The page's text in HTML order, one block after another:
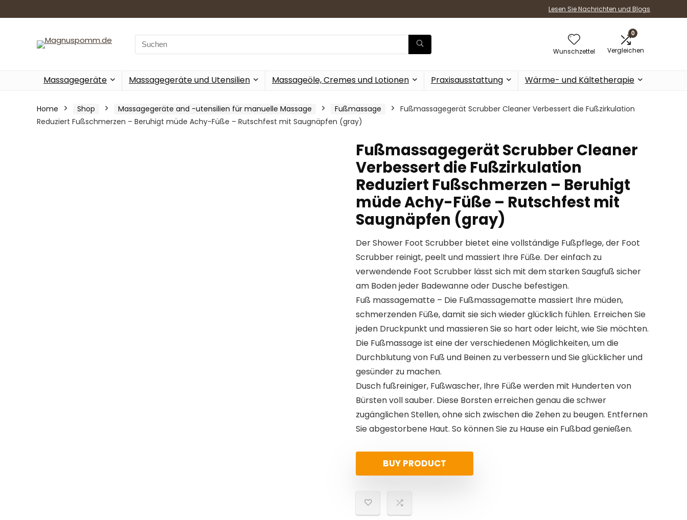
Lesen Sie Nachrichten und Blogs
Search
for:
Wunschzettel
0
Vergleichen
Massagegeräte Massagegeräte und Utensilien Massageöle, Cremes und Lotionen Praxisausstattung Wärme- und Kältetherapie
Home Shop Massagegeräte and -utensilien für manuelle Massage Fußmassage
Fußmassagegerät Scrubber Cleaner Verbessert die Fußzirkulation
Reduziert Fußschmerzen – Beruhigt müde Achy-Füße – Rutschfest mit Saugnäpfen (gray)
Fußmassagegerät Scrubber Cleaner
Verbessert die Fußzirkulation
Reduziert Fußschmerzen – Beruhigt
müde Achy-Füße – Rutschfest mit
Saugnäpfen (gray)
Der Shower Foot Scrubber bietet eine vollständige Fußpflege, der Foot
Scrubber reinigt, peelt und massiert Ihre Füße. Der einfach zu
verwendende Foot Scrubber lässt sich mit dem starken Saugfuß sicher
am Boden jeder Badewanne oder Dusche befestigen.
Fuß massagematte – Die Fußmassagematte massiert Ihre müden,
schmerzenden Füße, damit sie sich wieder glücklich fühlen. Erreichen Sie
jeden Druckpunkt und massieren Sie so hart oder leicht, wie Sie möchten.
Die Fußmassage ist eine der verschiedenen Möglichkeiten, um die
Durchblutung von Fuß und Beinen zu verbessern und Sie glücklicher und
gesünder zu machen.
Dusch fußreiniger, Fußwascher, Ihre Füße werden mit Hunderten von
Bürsten voll sauber. Diese Borsten erreichen genau die schwer
zugänglichen Stellen, ohne sich zwischen die Zehen zu beugen. Entfernen
Sie abgestorbene Haut. So können Sie zu Hause ein Fußbad genießen.
BUY PRODUCT